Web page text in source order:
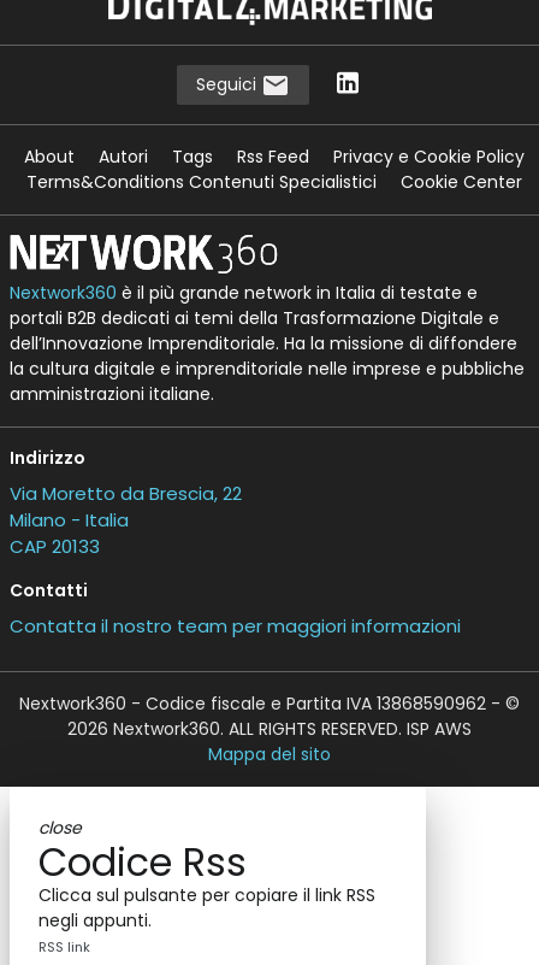
Seguici
About Autori Tags Rss Feed
Privacy e Cookie Policy
Terms&Conditions Contenuti Specialistici
Cookie Center
Nextwork360 è il più grande network in Italia di testate e
portali B2B dedicati ai temi della Trasformazione Digitale e
dell’Innovazione Imprenditoriale. Ha la missione di diffondere
la cultura digitale e imprenditoriale nelle imprese e pubbliche
amministrazioni italiane.
Indirizzo
Via Moretto da Brescia, 22
Milano - Italia
CAP 20133
Contatti
Contatta il nostro team per maggiori informazioni
Nextwork360 - Codice fiscale e Partita IVA 13868590962 - ©
2026 Nextwork360. ALL RIGHTS RESERVED. ISP AWS
Mappa del sito
close
Codice Rss
Clicca sul pulsante per copiare il link RSS
negli appunti.
RSS link